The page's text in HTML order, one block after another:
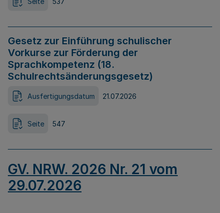
Gesetz zur Einführung schulischer
Vorkurse zur Förderung der
Sprachkompetenz (18.
Schulrechtsänderungsgesetz)
Ausfertigungsdatum 21.07.2026
Seite 547
GV. NRW. 2026 Nr. 21 vom
29.07.2026